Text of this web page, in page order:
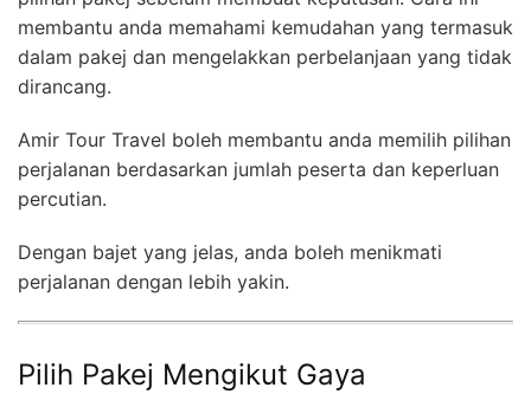
membantu anda memahami kemudahan yang termasuk
dalam pakej dan mengelakkan perbelanjaan yang tidak
dirancang.
Amir Tour Travel boleh membantu anda memilih pilihan
perjalanan berdasarkan jumlah peserta dan keperluan
percutian.
Dengan bajet yang jelas, anda boleh menikmati
perjalanan dengan lebih yakin.
Pilih Pakej Mengikut Gaya